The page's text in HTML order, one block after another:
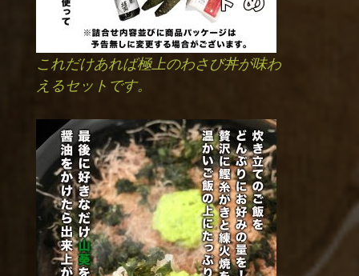
これだけあれば極上のわさび丼が味わ
えるセットです。